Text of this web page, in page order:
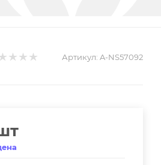
Артикул: A-NS57092